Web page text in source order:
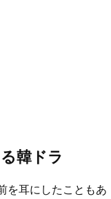
韓ドラ
を耳にしたこともあ